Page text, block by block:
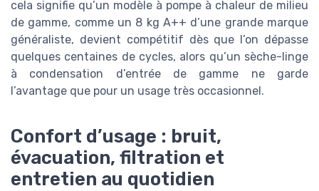
cela signifie qu’un modèle à pompe à chaleur de milieu
de gamme, comme un 8 kg A++ d’une grande marque
généraliste, devient compétitif dès que l’on dépasse
quelques centaines de cycles, alors qu’un sèche-linge
à condensation d’entrée de gamme ne garde
l’avantage que pour un usage très occasionnel.
Confort d’usage : bruit,
évacuation, filtration et
entretien au quotidien